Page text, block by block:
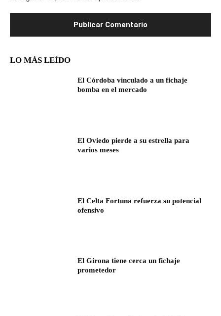
LO MÁS LEÍDO
El Córdoba vinculado a un fichaje
bomba en el mercado
El Oviedo pierde a su estrella para
varios meses
El Celta Fortuna refuerza su potencial
ofensivo
El Girona tiene cerca un fichaje
prometedor